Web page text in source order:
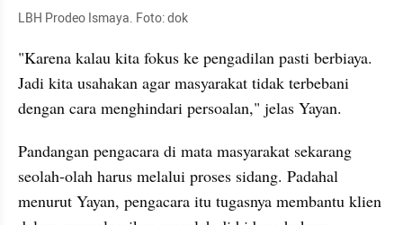
LBH Prodeo Ismaya. Foto: dok
"Karena kalau kita fokus ke pengadilan pasti berbiaya.
Jadi kita usahakan agar masyarakat tidak terbebani
dengan cara menghindari persoalan," jelas Yayan.
Pandangan pengacara di mata masyarakat sekarang
seolah-olah harus melalui proses sidang. Padahal
menurut Yayan, pengacara itu tugasnya membantu klien